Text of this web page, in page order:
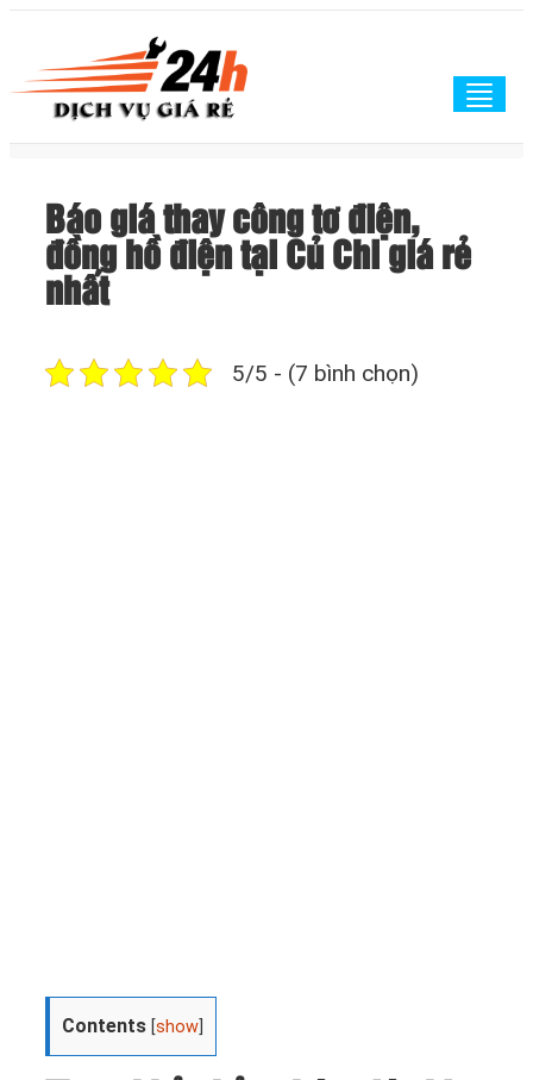
Báo giá thay công tơ điện,
đồng hồ điện tại Củ Chi giá rẻ
nhất
5/5 - (7 bình chọn)
Contents [show